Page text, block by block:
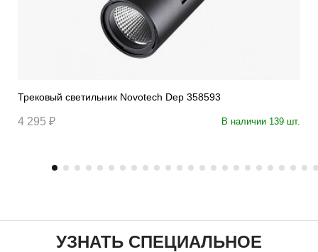
Трековый светильник Novotech Dep 358593
4 295 ₽ В наличии 139 шт.
УЗНАТЬ СПЕЦИАЛЬНОЕ